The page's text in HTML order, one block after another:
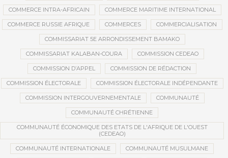
COMMERCE INTRA-AFRICAIN COMMERCE MARITIME INTERNATIONAL
COMMERCE RUSSIE AFRIQUE COMMERCES COMMERCIALISATION
COMMISSARIAT 5E ARRONDISSEMENT BAMAKO
COMMISSARIAT KALABAN-COURA COMMISSION CEDEAO
COMMISSION D’APPEL COMMISSION DE RÉDACTION
COMMISSION ÉLECTORALE COMMISSION ÉLECTORALE INDÉPENDANTE
COMMISSION INTERGOUVERNEMENTALE COMMUNAUTÉ
COMMUNAUTÉ CHRÉTIENNE
COMMUNAUTÉ ÉCONOMIQUE DES ETATS DE L'AFRIQUE DE L'OUEST
(CEDEAO)
COMMUNAUTÉ INTERNATIONALE COMMUNAUTÉ MUSULMANE